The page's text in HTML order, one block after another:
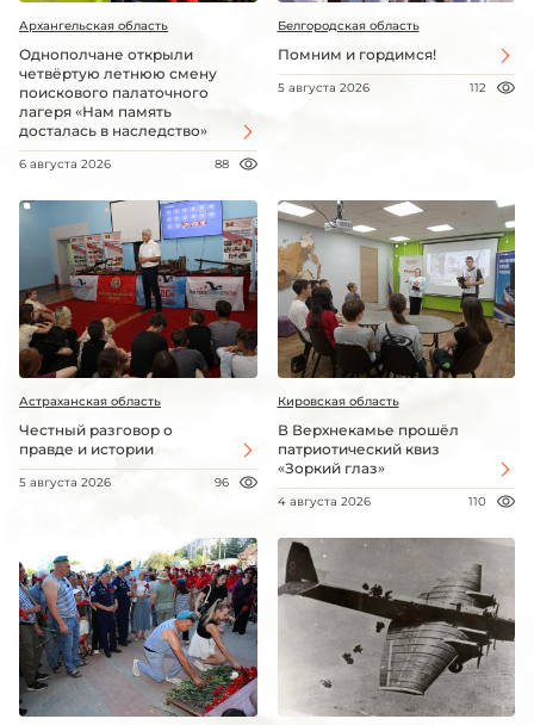
Архангельская область
Однополчане открыли
четвёртую летнюю смену
поискового палаточного
лагеря «Нам память
досталась в наследство»
6 августа 2026 88
Белгородская область
Помним и гордимся!
5 августа 2026 112
Астраханская область
Честный разговор о
правде и истории
5 августа 2026 96
Кировская область
В Верхнекамье прошёл
патриотический квиз
«Зоркий глаз»
4 августа 2026 110